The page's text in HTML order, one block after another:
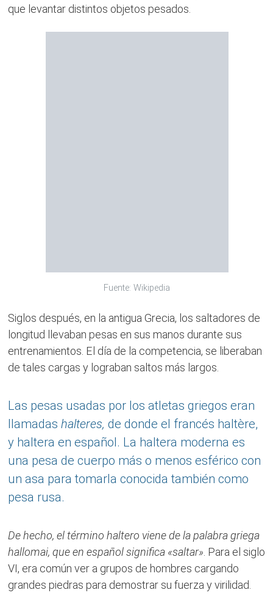
que levantar distintos objetos pesados.
Fuente: Wikipedia
Siglos después, en la antigua Grecia, los saltadores de
longitud llevaban pesas en sus manos durante sus
entrenamientos. El día de la competencia, se liberaban
de tales cargas y lograban saltos más largos.
Las pesas usadas por los atletas griegos eran
llamadas halteres, de donde el francés haltère,
y haltera en español. La haltera moderna es
una pesa de cuerpo más o menos esférico con
un asa para tomarla conocida también como
pesa rusa.
De hecho, el término haltero viene de la palabra griega
hallomai, que en español significa «saltar» . Para el siglo
VI, era común ver a grupos de hombres cargando
grandes piedras para demostrar su fuerza y virilidad.